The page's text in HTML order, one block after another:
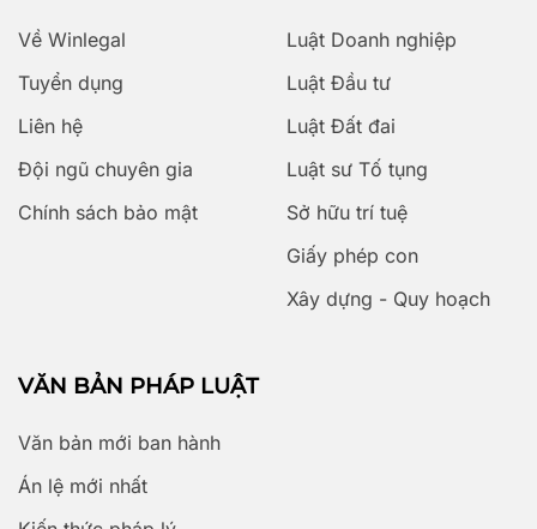
Về Winlegal
Tuyển dụng
Liên hệ
Đội ngũ chuyên gia
Chính sách bảo mật
Luật Doanh nghiệp
Luật Đầu tư
Luật Đất đai
Luật sư Tố tụng
Sở hữu trí tuệ
Giấy phép con
Xây dựng - Quy hoạch
VĂN BẢN PHÁP LUẬT
Văn bản mới ban hành
Án lệ mới nhất